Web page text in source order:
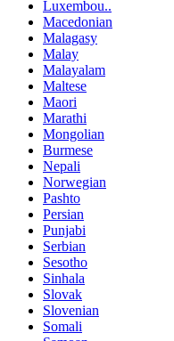
Luxembou..
Macedonian
Malagasy
Malay
Malayalam
Maltese
Maori
Marathi
Mongolian
Burmese
Nepali
Norwegian
Pashto
Persian
Punjabi
Serbian
Sesotho
Sinhala
Slovak
Slovenian
Somali